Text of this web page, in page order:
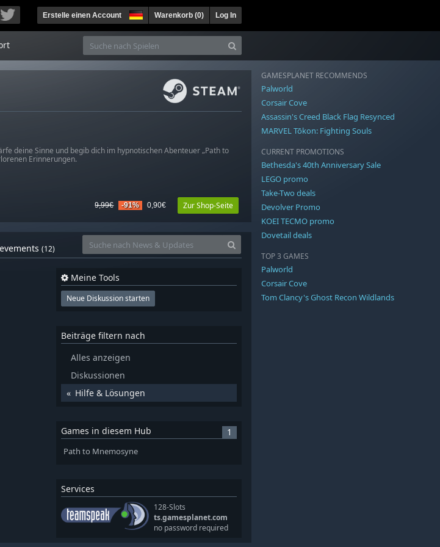
Erstelle einen Account Warenkorb (0) Log In
deine Sinne und begib dich im hypnotischen Abenteuer „Path to
Erinnerungen.
9,99€ -91% 0,90€ Zur Shop-Seite
(12)
Meine Tools
Neue Diskussion starten
Beiträge filtern nach
Alles anzeigen
Diskussionen
Hilfe & Lösungen
Games in diesem Hub 1
Path to Mnemosyne
Services
128-Slots
ts.gamesplanet.com
no password required
GAMESPLANET RECOMMENDS
Palworld
Corsair Cove
Assassin's Creed Black Flag Resynced
MARVEL Tōkon: Fighting Souls
CURRENT PROMOTIONS
Bethesda's 40th Anniversary Sale
LEGO promo
Take-Two deals
Devolver Promo
KOEI TECMO promo
Dovetail deals
TOP 3 GAMES
Palworld
Corsair Cove
Tom Clancy's Ghost Recon Wildlands